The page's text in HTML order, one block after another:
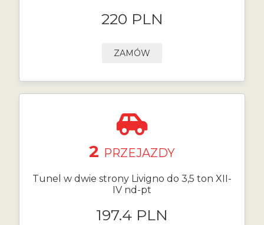
220 PLN
ZAMÓW
2 PRZEJAZDY
Tunel w dwie strony Livigno do 3,5 ton XII-
IV nd-pt
197.4 PLN